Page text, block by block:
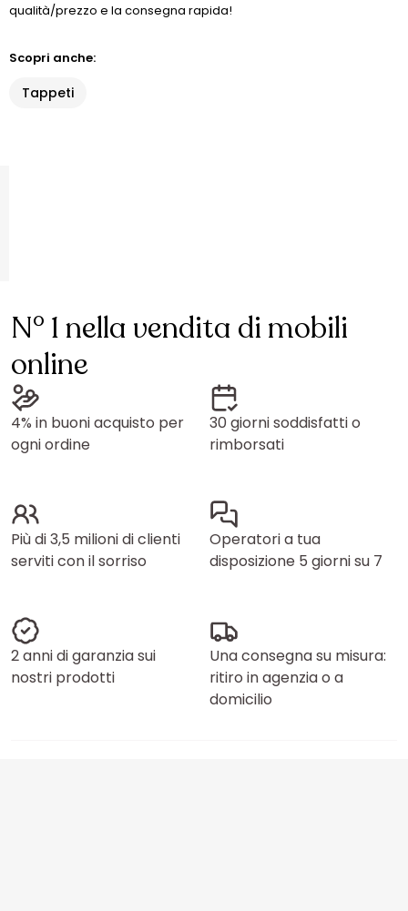
qualità/prezzo e la consegna rapida!
Scopri anche:
Tappeti
N° 1 nella vendita di mobili
online
4% in buoni acquisto per
ogni ordine
30 giorni soddisfatti o
rimborsati
Più di 3,5 milioni di clienti
serviti con il sorriso
Operatori a tua
disposizione 5 giorni su 7
2 anni di garanzia sui
nostri prodotti
Una consegna su misura:
ritiro in agenzia o a
domicilio